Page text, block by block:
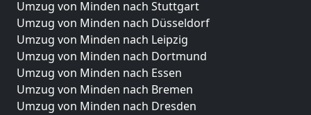
Umzug von Minden nach Stuttgart
Umzug von Minden nach Düsseldorf
Umzug von Minden nach Leipzig
Umzug von Minden nach Dortmund
Umzug von Minden nach Essen
Umzug von Minden nach Bremen
Umzug von Minden nach Dresden